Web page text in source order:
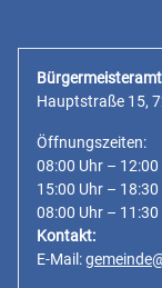
Hauptstraße 15,
Öffnungszeiten:
08:00 Uhr –
15:00 Uhr –
08:00 Uhr –
Kontakt:
E-Mail: